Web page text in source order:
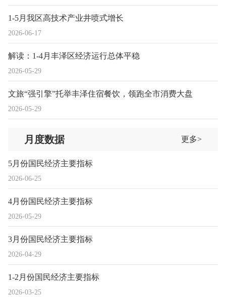
2026-06-17
1-5月我区高技术产业井喷式增长
2026-05-29
解读：1-4月丰泽区经济运行总体平稳
2026-05-29
文旅“强引擎”托举丰泽住宿餐饮，领跑全市消费大盘
月度数据 更多>
2026-06-25
5月份国民经济主要指标
2026-05-29
4月份国民经济主要指标
2026-04-29
3月份国民经济主要指标
2026-03-25
1-2月份国民经济主要指标